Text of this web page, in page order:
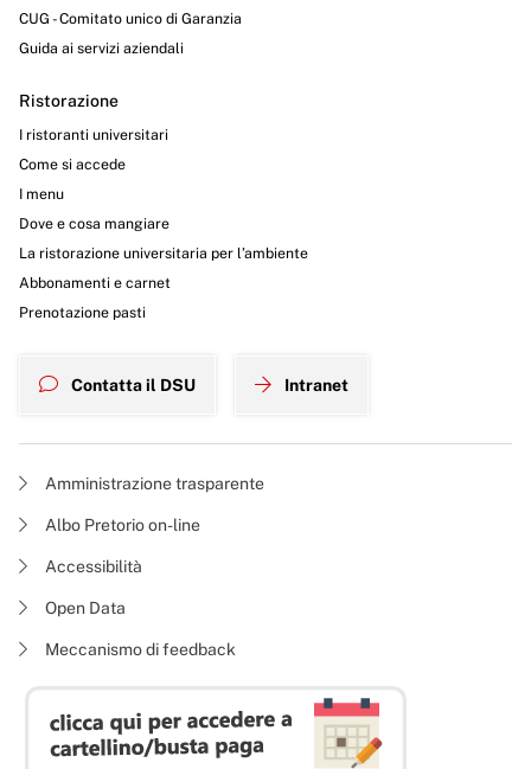
CUG - Comitato unico di Garanzia
Guida ai servizi aziendali
Ristorazione
I ristoranti universitari
Come si accede
I menu
Dove e cosa mangiare
La ristorazione universitaria per l’ambiente
Abbonamenti e carnet
Prenotazione pasti
Contatta il DSU Intranet
Amministrazione trasparente
Albo Pretorio on-line
Accessibilità
Open Data
Meccanismo di feedback